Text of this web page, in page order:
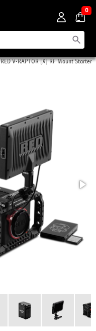
0
RED V-RAPTOR [X] RF Mount Starter